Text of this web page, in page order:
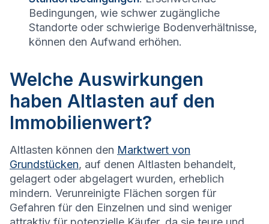
Bedingungen, wie schwer zugängliche
Standorte oder schwierige Bodenverhältnisse,
können den Aufwand erhöhen.
Welche Auswirkungen
haben Altlasten auf den
Immobilienwert?
Altlasten können den Marktwert von
Grundstücken, auf denen Altlasten behandelt,
gelagert oder abgelagert wurden, erheblich
mindern. Verunreinigte Flächen sorgen für
Gefahren für den Einzelnen und sind weniger